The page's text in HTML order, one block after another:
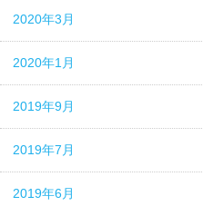
2020年3月
2020年1月
2019年9月
2019年7月
2019年6月